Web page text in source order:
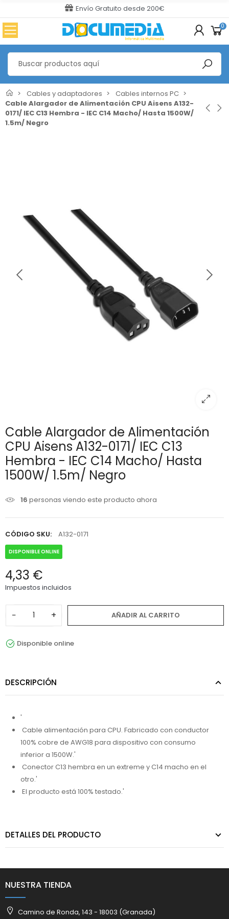
Envío Gratuito desde 200€
0
Cables y adaptadores
Cables internos PC
Cable Alargador de Alimentación CPU Aisens A132-
0171/ IEC C13 Hembra - IEC C14 Macho/ Hasta 1500W/
1.5m/ Negro
Cable Alargador de Alimentación
CPU Aisens A132-0171/ IEC C13
Hembra - IEC C14 Macho/ Hasta
1500W/ 1.5m/ Negro
16 personas viendo este producto ahora
CÓDIGO SKU: A132-0171
DISPONIBLE ONLINE
4,33 €
Impuestos incluidos
− + AÑADIR AL CARRITO
Disponible online
DESCRIPCIÓN
'
Cable alimentación para CPU. Fabricado con conductor
100% cobre de AWG18 para dispositivo con consumo
inferior a 1500W.'
Conector C13 hembra en un extreme y C14 macho en el
otro.'
El producto está 100% testado.'
DETALLES DEL PRODUCTO
NUESTRA TIENDA
Camino de Ronda, 143 - 18003 (Granada)